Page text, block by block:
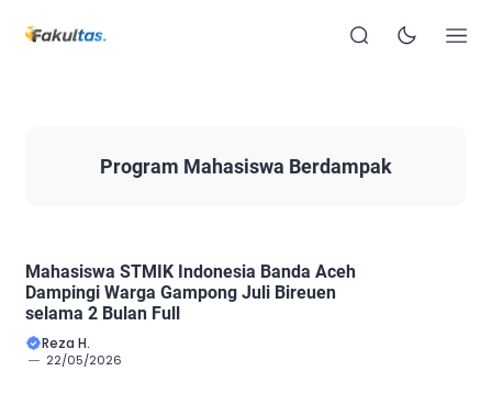
Program Mahasiswa Berdampak
Mahasiswa STMIK Indonesia Banda Aceh
Dampingi Warga Gampong Juli Bireuen
selama 2 Bulan Full
Reza H.
22/05/2026